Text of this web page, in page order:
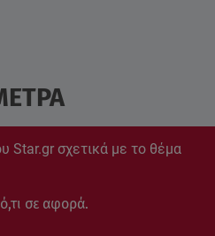
Star.gr σχετικά με το θέμα
σε αφορά.